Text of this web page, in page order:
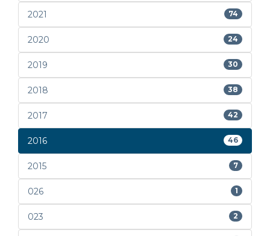
2021 74
2020 24
2019 30
2018 38
2017 42
2016 46
2015 7
026 1
023 2